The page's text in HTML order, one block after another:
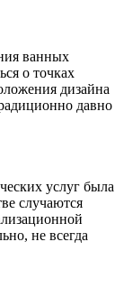
ванных
о точках
дизайна
давно
услуг была
случаются
не всегда